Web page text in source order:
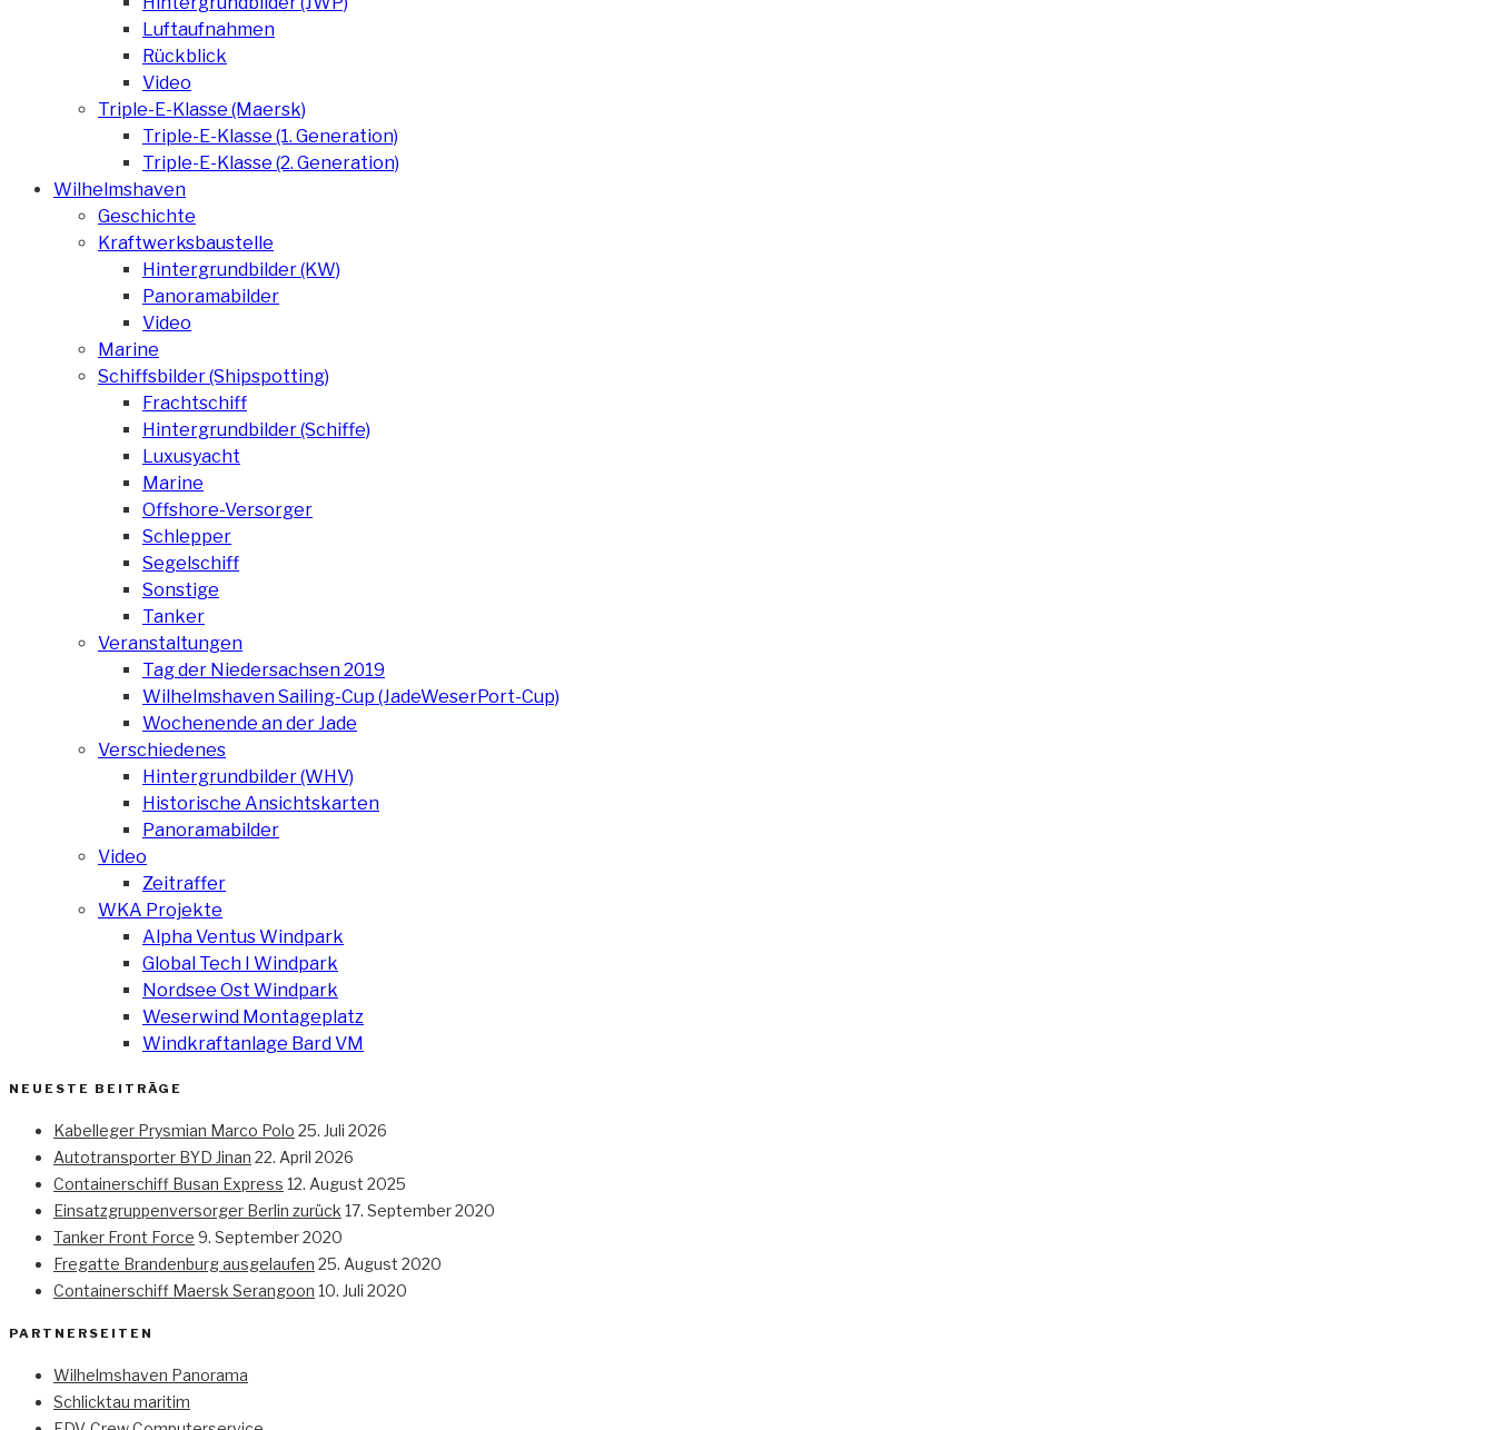
Luftaufnahmen
Rückblick
Video
Triple-E-Klasse (Maersk)
Triple-E-Klasse (1. Generation)
Triple-E-Klasse (2. Generation)
Wilhelmshaven
Geschichte
Kraftwerksbaustelle
Hintergrundbilder (KW)
Panoramabilder
Video
Marine
Schiffsbilder (Shipspotting)
Frachtschiff
Hintergrundbilder (Schiffe)
Luxusyacht
Marine
Offshore-Versorger
Schlepper
Segelschiff
Sonstige
Tanker
Veranstaltungen
Tag der Niedersachsen 2019
Wilhelmshaven Sailing-Cup (JadeWeserPort-Cup)
Wochenende an der Jade
Verschiedenes
Hintergrundbilder (WHV)
Historische Ansichtskarten
Panoramabilder
Video
Zeitraffer
WKA Projekte
Alpha Ventus Windpark
Global Tech I Windpark
Nordsee Ost Windpark
Weserwind Montageplatz
Windkraftanlage Bard VM
NEUESTE BEITRÄGE
Kabelleger Prysmian Marco Polo 25. Juli 2026
Autotransporter BYD Jinan 22. April 2026
Containerschiff Busan Express 12. August 2025
Einsatzgruppenversorger Berlin zurück 17. September 2020
Tanker Front Force 9. September 2020
Fregatte Brandenburg ausgelaufen 25. August 2020
Containerschiff Maersk Serangoon 10. Juli 2020
PARTNERSEITEN
Wilhelmshaven Panorama
Schlicktau maritim